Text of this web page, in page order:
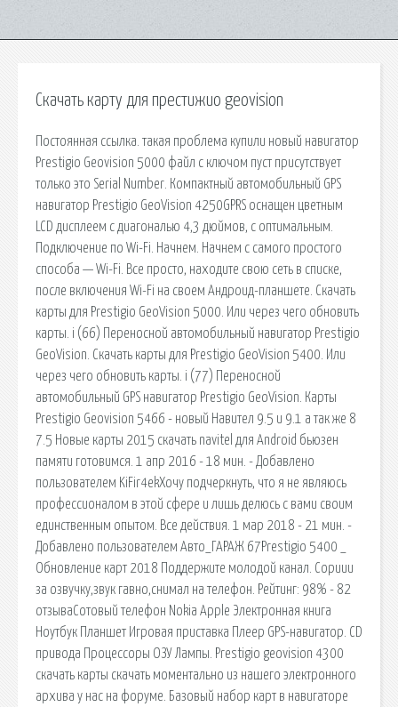
Скачать карту для престижио geovision
Постоянная ссылка. такая проблема купили новый навигатор
Prestigio Geovision 5000 файл с ключом пуст присутствует
только это Serial Number. Компактный автомобильный GPS
навигатор Prestigio GeoVision 4250GPRS оснащен цветным
LCD дисплеем с диагональю 4,3 дюймов, с оптимальным.
Подключение по Wi-Fi. Начнем. Начнем с самого простого
способа — Wi-Fi. Все просто, находите свою сеть в списке,
после включения Wi-Fi на своем Андроид-планшете. Скачать
карты для Prestigio GeoVision 5000. Или через чего обновить
карты. i (66) Переносной автомобильный навигатор Prestigio
GeoVision. Скачать карты для Prestigio GeoVision 5400. Или
через чего обновить карты. i (77) Переносной
автомобильный GPS навигатор Prestigio GeoVision. Карты
Prestigio Geovision 5466 - новый Навител 9.5 и 9.1 а так же 8
7.5 Новые карты 2015 скачать navitel для Android бьюзен
памяти готовимся. 1 апр 2016 - 18 мин. - Добавлено
пользователем KiFir4ekХочу подчеркнуть, что я не являюсь
профессионалом в этой сфере и лишь делюсь с вами своим
единственным опытом. Все действия. 1 мар 2018 - 21 мин. -
Добавлено пользователем Авто_ГАРАЖ 67Prestigio 5400 _
Обновление карт 2018 Поддержите молодой канал. Сориии
за озвучку,звук гавно,снимал на телефон. Рейтинг: 98% - 82
отзываСотовый телефон Nokia Apple Электронная книга
Ноутбук Планшет Игровая приставка Плеер GPS-навигатор. CD
привода Процессоры ОЗУ Лампы. Prestigio geovision 4300
скачать карты скачать моментально из нашего электронного
архива у нас на форуме. Базовый набор карт в навигаторе